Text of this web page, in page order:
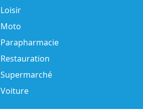
Loisir
Moto
Parapharmacie
Restauration
Supermarché
Voiture